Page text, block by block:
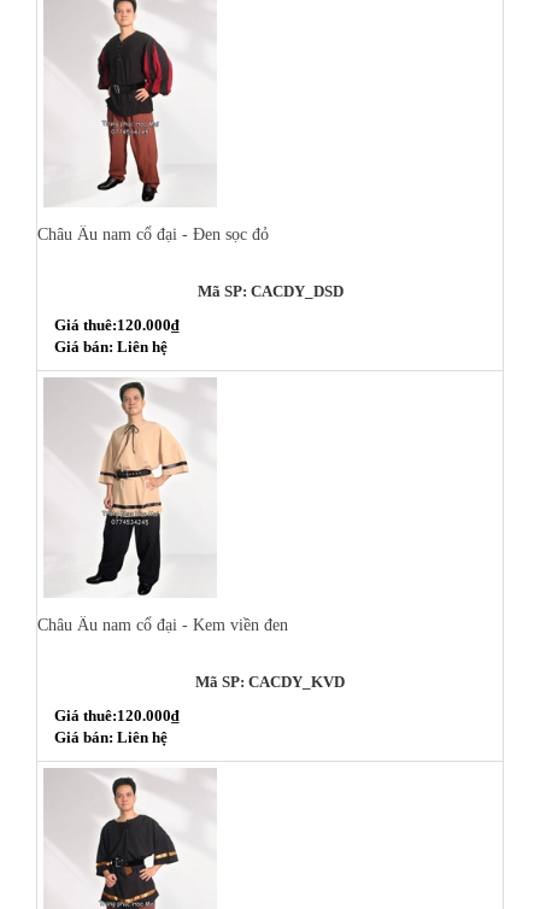
Châu Âu nam cổ đại - Đen sọc đỏ
Mã SP: CACDY_DSD
Giá thuê:120.000₫
Giá bán: Liên hệ
Châu Âu nam cổ đại - Kem viền đen
Mã SP: CACDY_KVD
Giá thuê:120.000₫
Giá bán: Liên hệ